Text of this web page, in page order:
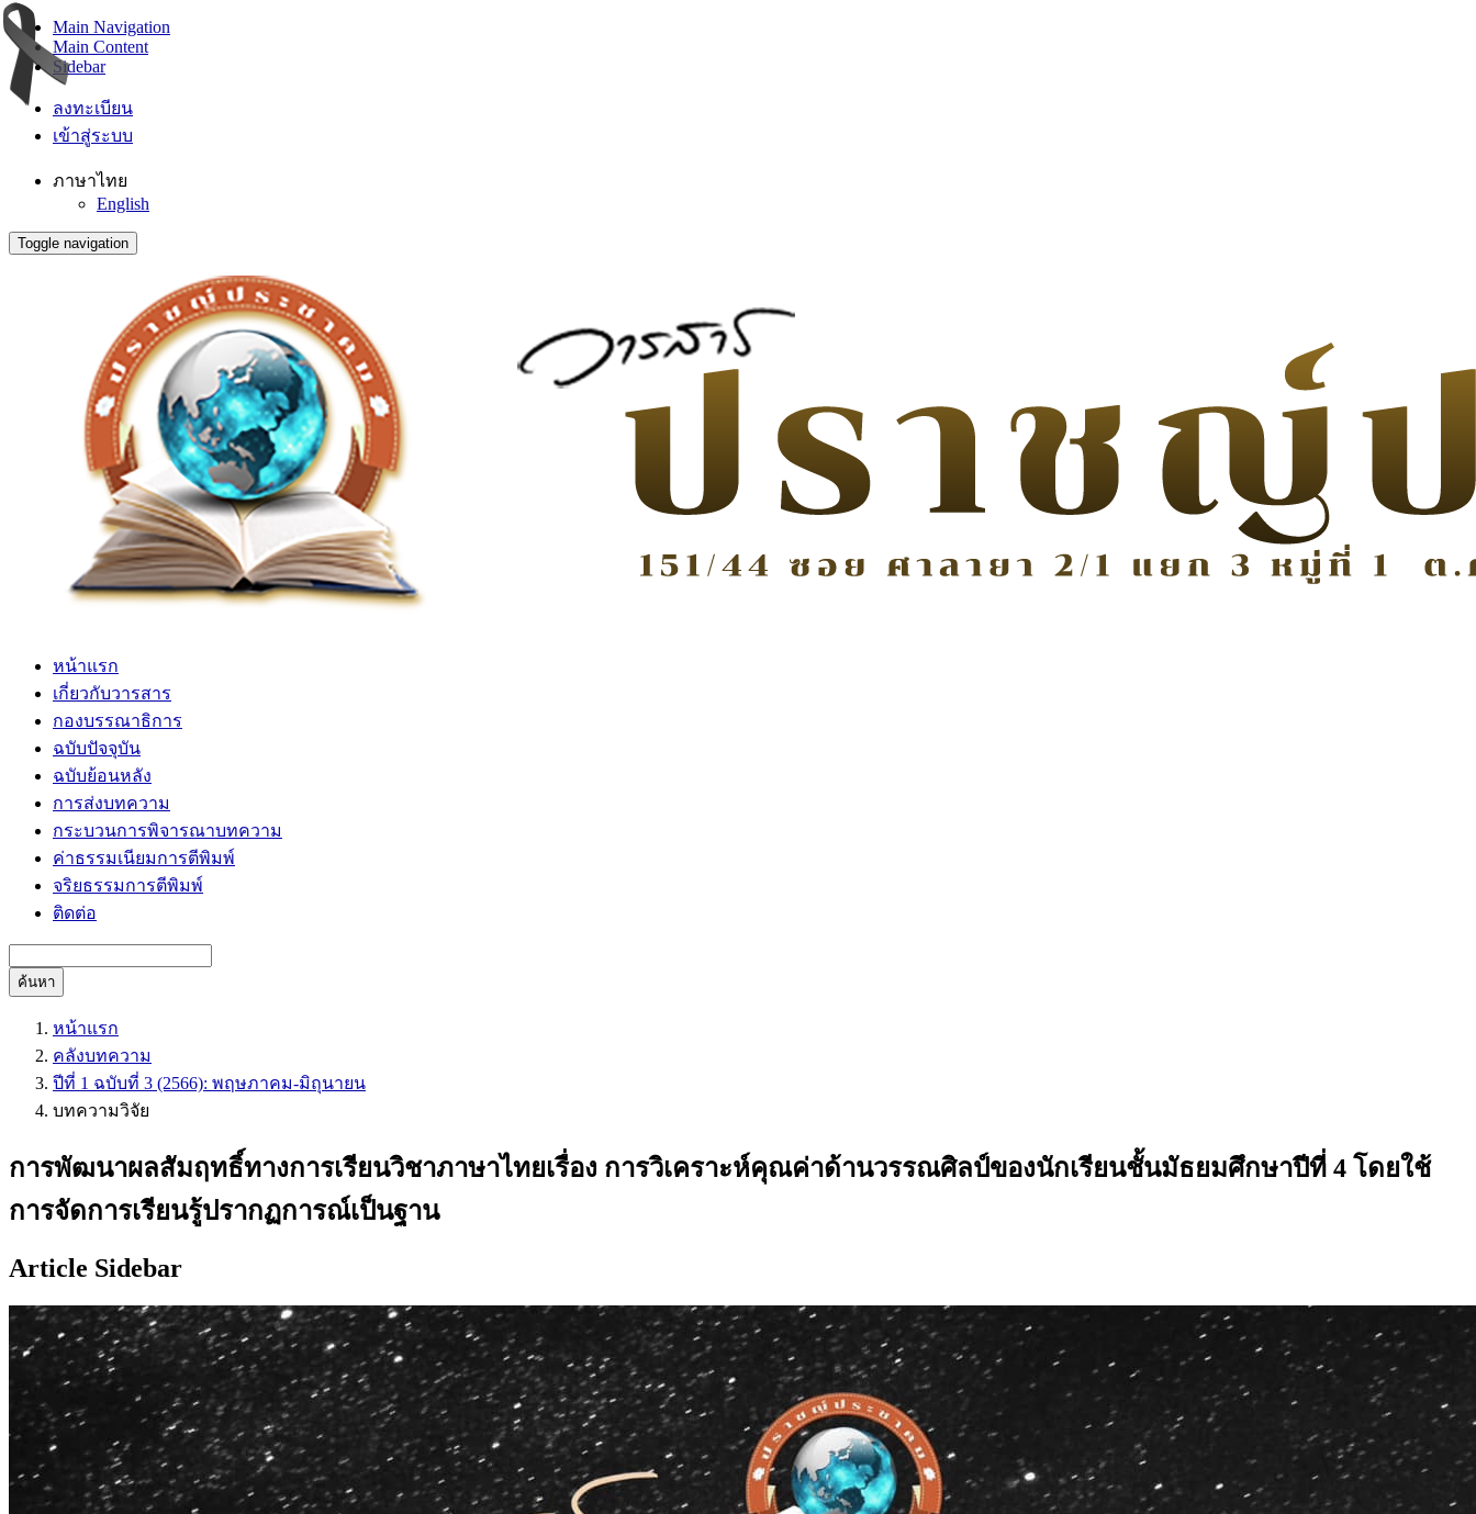
Main Navigation
Main Content
Sidebar
ลงทะเบียน
เข้าสู่ระบบ
ภาษาไทย
English
Toggle navigation
หน้าแรก
เกี่ยวกับวารสาร
กองบรรณาธิการ
ฉบับปัจจุบัน
ฉบับย้อนหลัง
การส่งบทความ
กระบวนการพิจารณาบทความ
ค่าธรรมเนียมการตีพิมพ์
จริยธรรมการตีพิมพ์
ติดต่อ
ค้นหา
หน้าแรก
คลังบทความ
ปีที่ 1 ฉบับที่ 3 (2566): พฤษภาคม-มิถุนายน
บทความวิจัย
การพัฒนาผลสัมฤทธิ์ทางการเรียนวิชาภาษาไทยเรื่อง การวิเคราะห์คุณค่าด้านวรรณศิลป์ของนักเรียนชั้นมัธยมศึกษาปีที่ 4 โดยใช้
การจัดการเรียนรู้ปรากฏการณ์เป็นฐาน
Article Sidebar